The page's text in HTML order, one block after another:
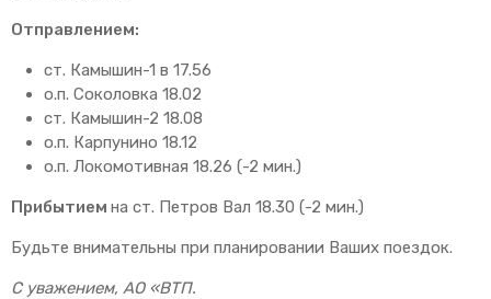
Отправлением:
ст. Камышин-1 в 17.56
о.п. Соколовка 18.02
ст. Камышин-2 18.08
о.п. Карпунино 18.12
о.п. Локомотивная 18.26 (-2 мин.)
Прибытием на ст. Петров Вал 18.30 (-2 мин.)
Будьте внимательны при планировании Ваших поездок.
С уважением, АО «ВТП.